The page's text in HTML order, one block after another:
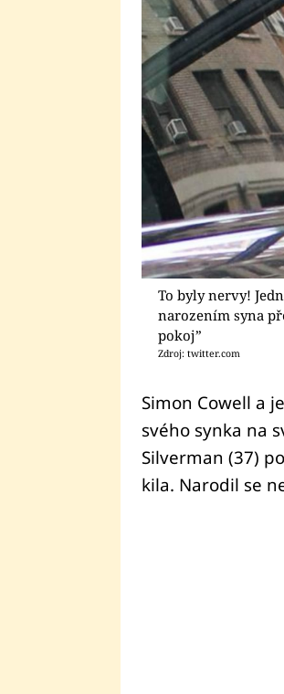
To byly nervy!
narozením syna
pokoj”
Zdroj: twitter.com
Simon Cowell a
svého synka na
Silverman (37)
kila. Narodil se